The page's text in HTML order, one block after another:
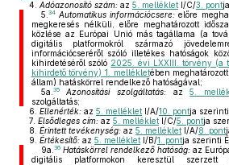
4. Adóazonosító szám: az 5. melléklet I/C/3. pont
5. 34 Automatikus információcsere: előre
megkeresés nélküli, előre meghatározott
közlése az Európai Unió más tagállama (a
digitális platformokról származó
információcseréről szóló illetékes hatóságok
kihirdetéséről szóló 2025. évi LXXIII. törvény (a
kihirdető törvény) 1. mellékletében
állam) hatáskörrel rendelkező hatóságával;
5a. 35 Azonosítási szolgáltatás: az5.
szolgáltatás;
6. Ellenérték: az 5. melléklet I/A/10. pontja
7. Elsődleges cím: az 5. melléklet I/C/5. pontja
8. Érintett tevékenység: az 5. melléklet I/A/8. pont
9. Értékesítő: az 5. melléklet I/B/1. pontja szerinti
9a. 36 Hatáskörrel rendelkező hatóság: az
digitális platformokon keresztül szerzett